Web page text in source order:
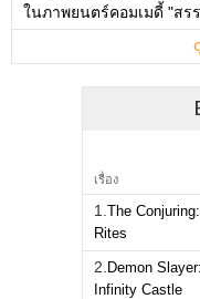
ในภาพยนตร์คอมเมดี้ "สร
เรื่อง
1. The
Rites
2. Demon Slayer:
Infinity Castle